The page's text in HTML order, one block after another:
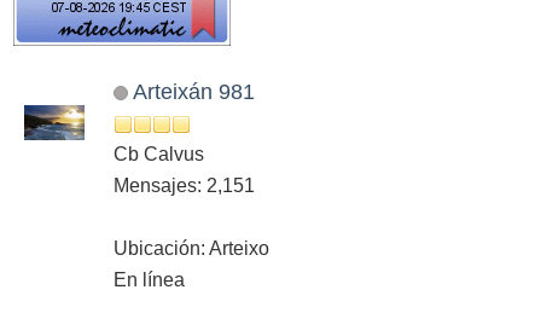
Arteixán 981
Cb Calvus
Mensajes: 2,151
Ubicación: Arteixo
En línea